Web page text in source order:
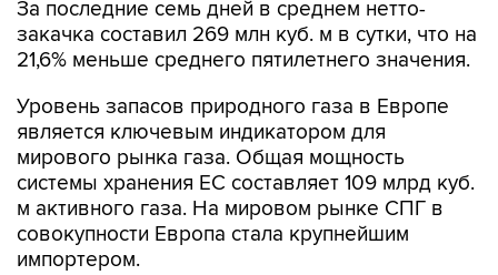
21,6% меньше среднего пятилетнего значения.
Уровень запасов природного газа в Европе
мирового рынка газа. Общая мощность
системы хранения ЕС составляет 109 млрд куб.
м активного газа. На мировом рынке СПГ в
совокупности Европа стала крупнейшим
импортером.
Gas Infrastructure Europe объединяет